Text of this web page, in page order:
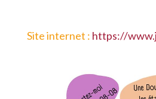
Site internet : https://